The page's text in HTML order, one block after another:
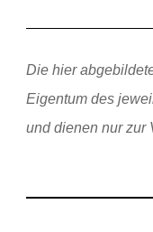
Die hier
Eigentum des
und dienen nur zur